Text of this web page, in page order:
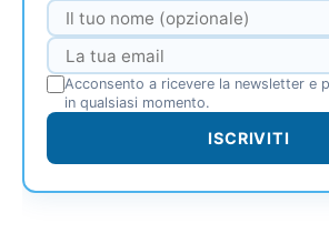
Acconsento a ricevere la newsletter e
in qualsiasi momento.
ISCRIVITI